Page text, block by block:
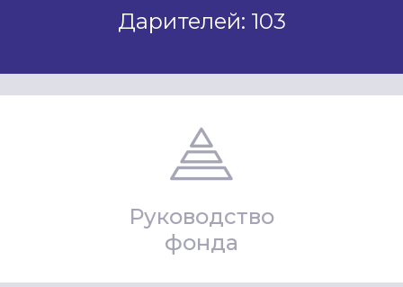
Дарителей: 103
Руководство
фонда